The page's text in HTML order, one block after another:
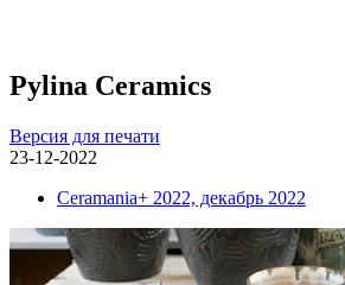
Pylina Ceramics
Версия для печати
23-12-2022
Ceramania+ 2022, декабрь 2022